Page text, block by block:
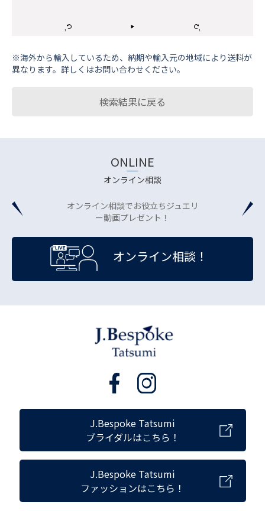
※海外から輸⼊しているため、納期や輸⼊元の地域により送料が
異なります。詳しくはお問い合わせください。
検索結果に戻る
ONLINE
オンライン相談
オンライン相談でお役立ちジュエリ
ー動画プレゼント！
オンライン相談！
J.Bespoke Tatsumi
ブライダルはこちら！
J.Bespoke Tatsumi
ファッションはこちら！